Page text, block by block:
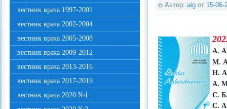
Автор: aig от 15-06-
А.
М.
Н.
А.
С.
С.
вестник врача 1997-2001
вестник врача 2002-2004
вестник врача 2005-2008
вестник врача 2009-2012
вестник врача 2013-2016
вестник врача 2017-2019
вестник врача 2020 №1